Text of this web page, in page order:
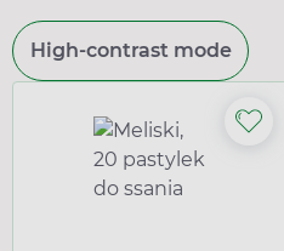
High-contrast mode